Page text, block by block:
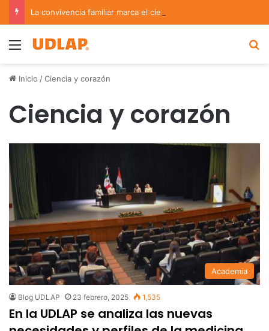
Menu
Inicio /Ciencia y corazón
Ciencia y corazón
Academia
Blog UDLAP 23 febrero, 2025 1,535
En la UDLAP se analiza las nuevas